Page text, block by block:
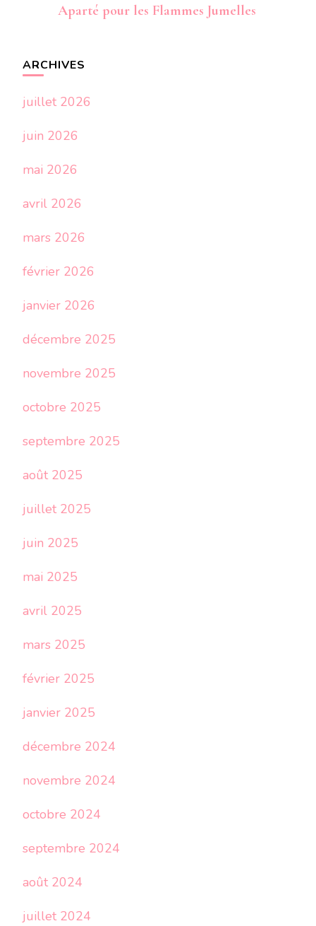
Aparté pour les Flammes Jumelles
ARCHIVES
juillet 2026
juin 2026
mai 2026
avril 2026
mars 2026
février 2026
janvier 2026
décembre 2025
novembre 2025
octobre 2025
septembre 2025
août 2025
juillet 2025
juin 2025
mai 2025
avril 2025
mars 2025
février 2025
janvier 2025
décembre 2024
novembre 2024
octobre 2024
septembre 2024
août 2024
juillet 2024